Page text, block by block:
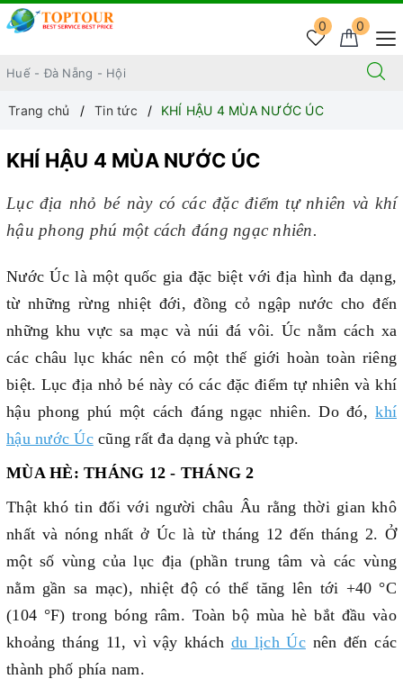
0
0
Trang chủ Tin tức KHÍ HẬU 4 MÙA NƯỚC ÚC
KHÍ HẬU 4 MÙA NƯỚC ÚC
Lục địa nhỏ bé này có các đặc điểm tự nhiên và khí
hậu phong phú một cách đáng ngạc nhiên.
Nước Úc là một quốc gia đặc biệt với địa hình đa dạng,
từ những rừng nhiệt đới, đồng cỏ ngập nước cho đến
những khu vực sa mạc và núi đá vôi. Úc nằm cách xa
các châu lục khác nên có một thế giới hoàn toàn riêng
biệt. Lục địa nhỏ bé này có các đặc điểm tự nhiên và khí
hậu phong phú một cách đáng ngạc nhiên. Do đó,khí
hậu nước Úccũng rất đa dạng và phức tạp.
MÙA HÈ: THÁNG 12 - THÁNG 2
Thật khó tin đối với người châu Âu rằng thời gian khô
nhất và nóng nhất ở Úc là từ tháng 12 đến tháng 2. Ở
một số vùng của lục địa (phần trung tâm và các vùng
nằm gần sa mạc), nhiệt độ có thể tăng lên tới +40 °C
(104 °F) trong bóng râm. Toàn bộ mùa hè bắt đầu vào
khoảng tháng 11, vì vậy khách du lịch Úcnên đến các
thành phố phía nam.